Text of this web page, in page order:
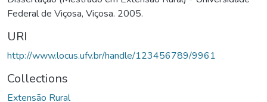
Federal de Viçosa, Viçosa. 2005.
URI
http://www.locus.ufv.br/handle/123456789/9961
Collections
Extensão Rural